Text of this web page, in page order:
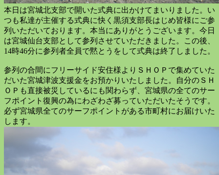
本日は宮城北支部で開いた式典に出かけてまいりました。い
つも私達が主催する式典に快く黒須支部長はじめ皆様にご参
列いただいております。本当にありがとうございます。今日
は宮城仙台支部として参列させていただきました。この後、
14時46分に参列者全員で黙とうをして式典は終了しました。
参列の合間にフリーサイド安住様よりＳＨＯＰで集めていた
だいた宮城津波支援金をお預かりいたしました。自分のＳＨ
ＯＰも直接被災しているにも関わらず、宮城県の全てのサー
フポイント復興の為にわざわざ募っていただいたそうです。
必ず宮城県全てのサーフポイントがある市町村にお届けいた
します。